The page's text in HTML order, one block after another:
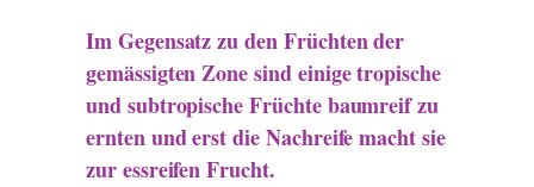
Im Gegensatz zu den Früchten der
gemässigten Zone sind einige tropische
und subtropische Früchte baumreif zu
ernten und erst die Nachreife macht sie
zur essreifen Frucht.